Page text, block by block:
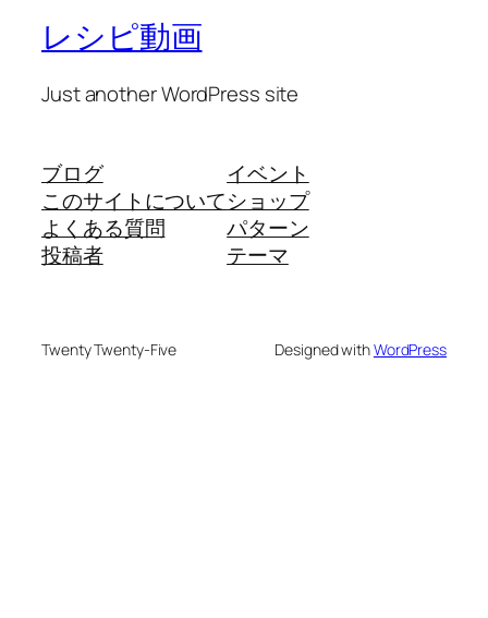
レシピ動画
Just another WordPress site
ブログ
このサイトについて
よくある質問
投稿者
イベント
ショップ
パターン
テーマ
Twenty Twenty-Five Designed withWordPress